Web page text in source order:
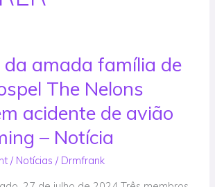
da amada família de
The Nelons
acidente de avião
– Notícia
/ Notícias / Drmfrank